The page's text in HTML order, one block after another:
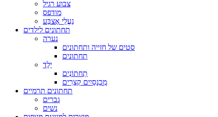
צבוע רגיל
מודפס
נַעֲלֵי אֶצבַּע
תחתונים לילדים
נערה
סטים של חזייה ותחתונים
תחתונים
יֶלֶד
תַחתוֹנִים
מִכְנָסַיִים קְצָרִים
תחתונים תרמיים
גברים
נשים